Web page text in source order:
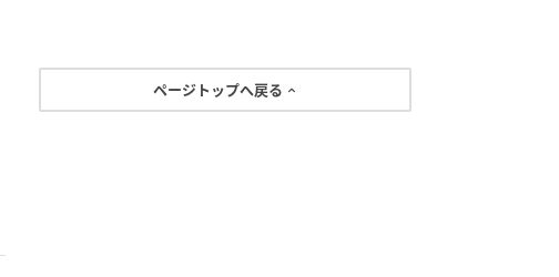
ページトップへ戻る